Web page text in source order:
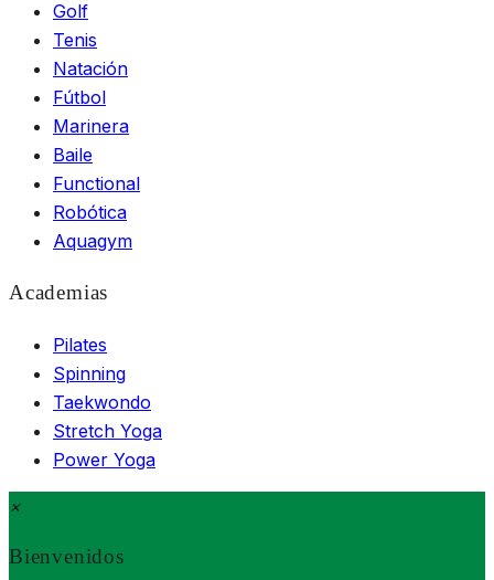
Golf
Tenis
Natación
Fútbol
Marinera
Baile
Functional
Robótica
Aquagym
Academias
Pilates
Spinning
Taekwondo
Stretch Yoga
Power Yoga
×
Bienvenidos